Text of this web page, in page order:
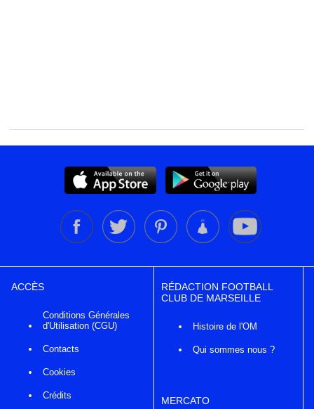
ACCÈS
Conditions Générales
d'Utilisation (CGU)
Contacts
Cookies
Crédits
RÉDACTION FOOTBALL
CLUB DE MARSEILLE
Histoire de l'OM
Qui sommes nous ?
MERCATO